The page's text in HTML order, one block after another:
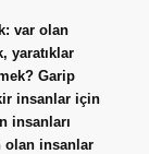
var olan
yaratıklar
Garip
insanlar için
insanları
olan insanlar